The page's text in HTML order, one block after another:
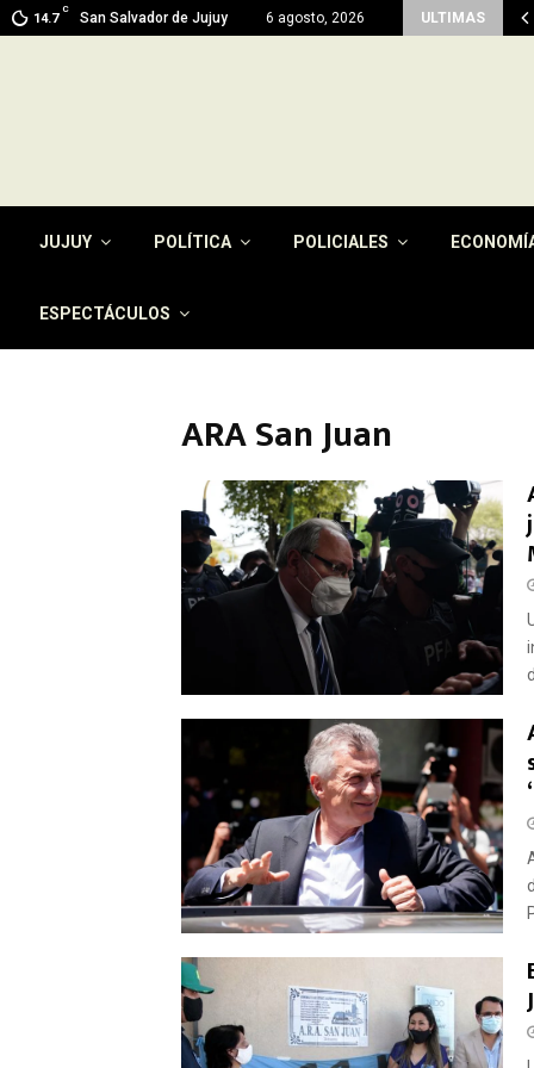
14.7
C
San Salvador de Jujuy 6 agosto, 2026 ULTIMAS
en Jujuy: prevén máximas de 26…
JUJUY POLÍTICA POLICIALES
ESPECTÁCULOS
ARA San Juan